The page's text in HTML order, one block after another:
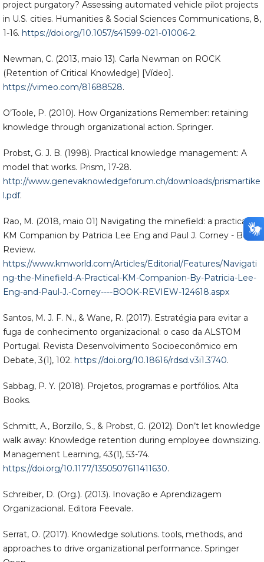
project purgatory? Assessing automated vehicle pilot projects
in U.S. cities. Humanities & Social Sciences Communications, 8,
1-16. https://doi.org/10.1057/s41599-021-01006-2.
Newman, C. (2013, maio 13). Carla Newman on ROCK
(Retention of Critical Knowledge) [Vídeo].
https://vimeo.com/81688528.
O’Toole, P. (2010). How Organizations Remember: retaining
knowledge through organizational action. Springer.
Probst, G. J. B. (1998). Practical knowledge management: A
model that works. Prism, 17-28.
http://www.genevaknowledgeforum.ch/downloads/prismartike
l.pdf.
Rao, M. (2018, maio 01) Navigating the minefield: a practical
KM Companion by Patricia Lee Eng and Paul J. Corney - Book
Review.
https://www.kmworld.com/Articles/Editorial/Features/Navigati
ng-the-Minefield-A-Practical-KM-Companion-By-Patricia-Lee-
Eng-and-Paul-J.-Corney----BOOK-REVIEW-124618.aspx
Santos, M. J. F. N., & Wane, R. (2017). Estratégia para evitar a
fuga de conhecimento organizacional: o caso da ALSTOM
Portugal. Revista Desenvolvimento Socioeconômico em
Debate, 3(1), 102. https://doi.org/10.18616/rdsd.v3i1.3740.
Sabbag, P. Y. (2018). Projetos, programas e portfólios. Alta
Books.
Schmitt, A., Borzillo, S., & Probst, G. (2012). Don’t let knowledge
walk away: Knowledge retention during employee downsizing.
Management Learning, 43(1), 53-74.
https://doi.org/10.1177/1350507611411630.
Schreiber, D. (Org.). (2013). Inovação e Aprendizagem
Organizacional. Editora Feevale.
Serrat, O. (2017). Knowledge solutions. tools, methods, and
approaches to drive organizational performance. Springer